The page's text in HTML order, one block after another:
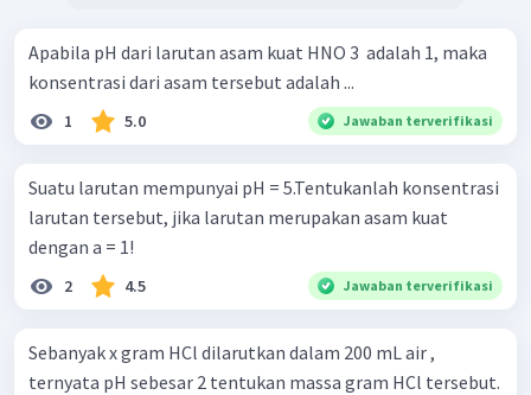
Apabila pH dari larutan asam kuat HNO 3 ​ adalah 1, maka
konsentrasi dari asam tersebut adalah ...
1 5.0 Jawaban terverifikasi
Suatu larutan mempunyai pH = 5.Tentukanlah konsentrasi
larutan tersebut, jika larutan merupakan asam kuat
dengan a = 1!
2 4.5 Jawaban terverifikasi
Sebanyak x gram HCl dilarutkan dalam 200 mL air ,
ternyata pH sebesar 2 tentukan massa gram HCl tersebut.